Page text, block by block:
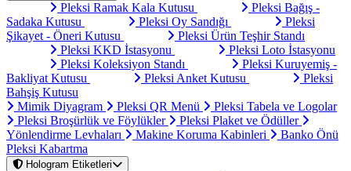
Pleksi Ramak Kala Kutusu
Pleksi Bağış -
Sadaka Kutusu
Pleksi Oy Sandığı
Pleksi
Şikayet - Öneri Kutusu
Pleksi Ürün Teşhir Standı
Pleksi KKD İstasyonu
Pleksi Loto İstasyonu
Pleksi Koleksiyon Standı
Pleksi Kuruyemiş -
Bakliyat Kutusu
Pleksi Anket Kutusu
Pleksi
Bahşiş Kutusu
Mimik Diyagram
Pleksi QR Menü
Pleksi Tabela ve Logolar
Pleksi Broşürlük ve Föylükler
Pleksi Plaket ve Ödüller
Yönlendirme Levhaları
Makine Koruma Kabinleri
Banko Önü
Pleksi Kabartma
Hologram Etiketleri